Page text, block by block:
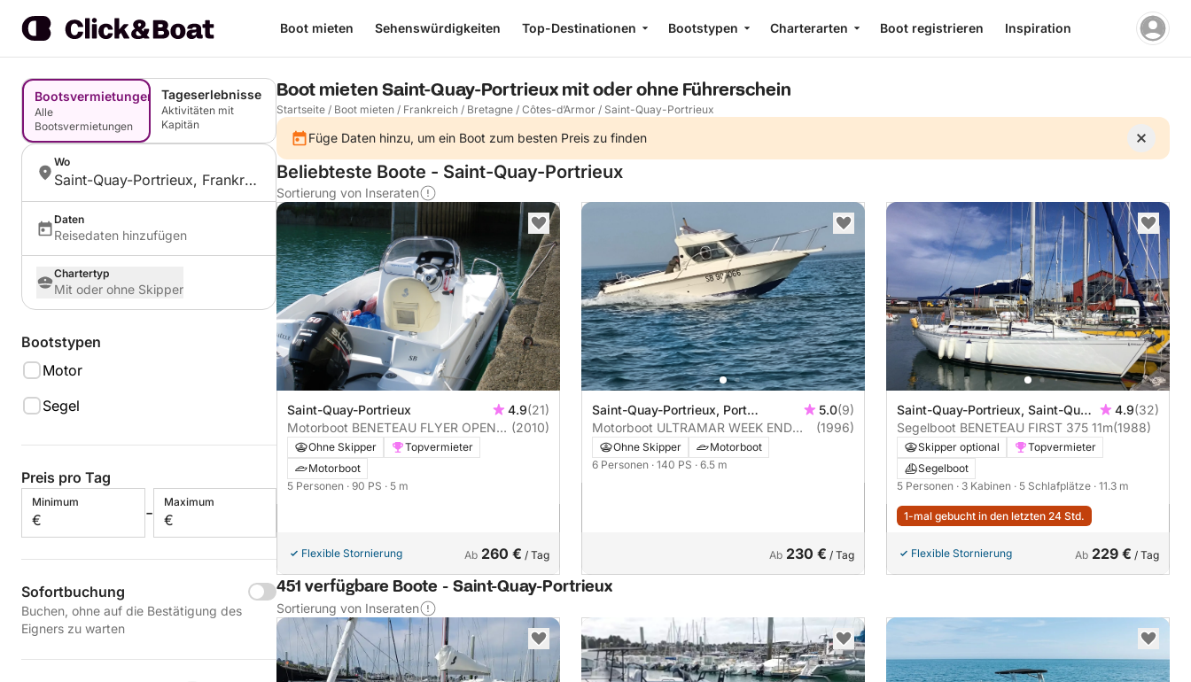
Boot mieten Sehenswürdigkeiten Top-Destinationen Bootstypen Charterarten Boot registrieren Inspiration
Bootsvermietungen
Alle
Bootsvermietungen
Tageserlebnisse
Aktivitäten mit
Kapitän
Wo
Saint-Quay-Portrieux, Frankreich
Daten
Reisedaten hinzufügen
Chartertyp
Mit oder ohne Skipper
Bootstypen
Motor
Segel
Preis pro Tag
Minimum
€ -
Maximum
€
Sofortbuchung
Buchen, ohne auf die Bestätigung des
Eigners zu warten
Boot mieten Saint-Quay-Portrieux mit oder ohne Führerschein
Startseite / Boot mieten / Frankreich / Bretagne / Côtes-d’Armor / Saint-Quay-Portrieux
Füge Daten hinzu, um ein Boot zum besten Preis zu finden
Beliebteste Boote - Saint-Quay-Portrieux
Sortierung von Inseraten
Saint-Quay-Portrieux 4.9(21)
Motorboot BENETEAU FLYER OPEN
500 90PS
(2010)
Ohne Skipper
Topvermieter
Motorboot
5 Personen · 90 PS · 5 m
Flexible Stornierung Ab 260 € / Tag
Saint-Quay-Portrieux, Port
d'Échouage
5.0(9)
Motorboot ULTRAMAR WEEK END
600 140PS
(1996)
Ohne Skipper
Motorboot
6 Personen · 140 PS · 6.5 m
Ab 230 € / Tag
Saint-Quay-Portrieux, Saint-Quay
Port d'Armor
4.9(32)
Segelboot BENETEAU FIRST 375 11m(1988)
Skipper optional
Topvermieter
Segelboot
5 Personen · 3 Kabinen · 5 Schlafplätze · 11.3 m
1-mal gebucht in den letzten 24 Std.
Flexible Stornierung Ab 229 € / Tag
451 verfügbare Boote - Saint-Quay-Portrieux
Sortierung von Inseraten